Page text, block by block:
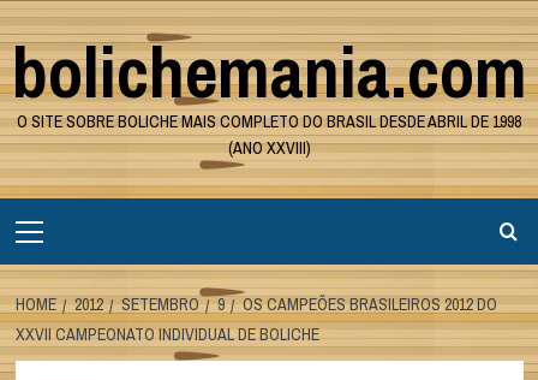
Skip
to
content
bolichemania.com
O SITE SOBRE BOLICHE MAIS COMPLETO DO BRASIL DESDE ABRIL DE 1998
(ANO XXVIII)
Menu
HOME 2012 SETEMBRO 9
OS CAMPEÕES BRASILEIROS 2012 DO
XXVII CAMPEONATO INDIVIDUAL DE BOLICHE